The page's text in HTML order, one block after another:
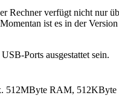
Rechner verfügt nicht nur
ist es in der
Ports ausgestattet sein.
RAM, 512KByte